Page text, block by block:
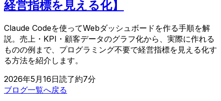
経営指標を見える化】
Claude Codeを使ってWebダッシュボードを作る手順を解
説。売上・KPI・顧客データのグラフ化から、実際に作れる
ものの例まで、プログラミング不要で経営指標を見える化す
る方法を紹介します。
2026年5月16日読了約7分
ブログ一覧へ戻る